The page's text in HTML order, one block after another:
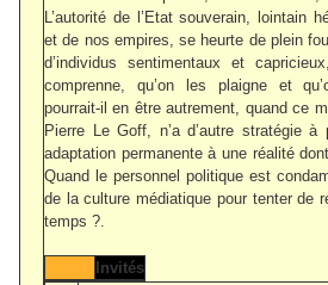
L’autorité de l’Etat souverain, lointain
et de nos empires, se heurte de plein
d’individus sentimentaux et
comprenne, qu’on les plaigne et
pourrait-il en être autrement, quand ce
Pierre Le Goff, n’a d’autre stratégie à
adaptation permanente à une réalité
Quand le personnel politique est
de la culture médiatique pour tenter de
temps ?.
Invités